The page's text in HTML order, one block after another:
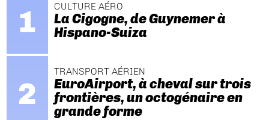
CULTURE AÉRO
La Cigogne, de Guynemer à
Hispano-Suiza
TRANSPORT AÉRIEN
EuroAirport, à cheval sur trois
frontières, un octogénaire en
grande forme